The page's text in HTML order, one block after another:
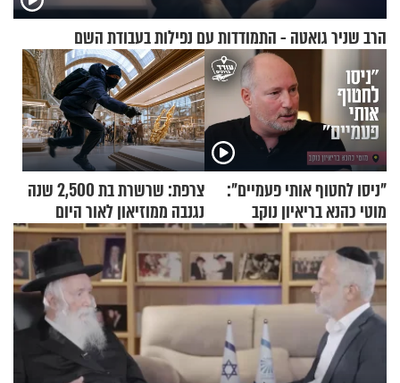
הרב שניר גואטה - התמודדות עם נפילות בעבודת השם
"ניסו לחטוף אותי פעמיים":
מוטי כהנא בריאיון נוקב
צרפת: שרשרת בת 2,500 שנה
נגנבה ממוזיאון לאור היום